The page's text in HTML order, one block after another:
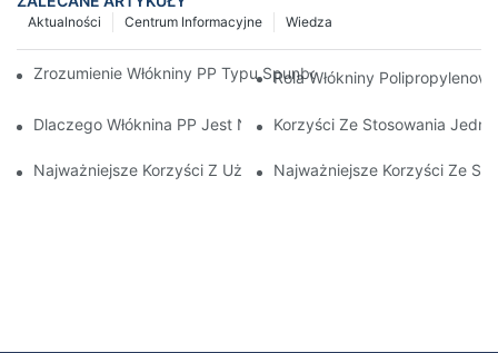
Wiedza
Centrum Informacyjne
Aktualności
Zrozumienie Włókniny PP Typu Spunbond I Jej Roli W
Rola Włókniny
Dlaczego Włóknina PP Jest Niezbędna W Produktach
Korzyści Ze Stosowania
Najważniejsze Korzyści Z Używania Wysokiej Jakości
Najważniejsze Korzyści Ze